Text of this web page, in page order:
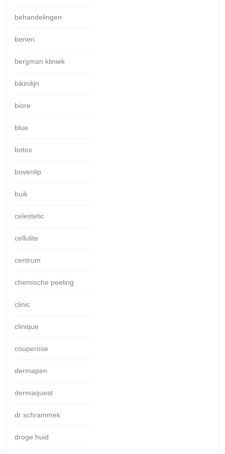
behandelingen
benen
bergman kliniek
bikinilijn
biore
blue
botox
bovenlip
buik
celestetic
cellulite
centrum
chemische peeling
clinic
clinique
couperose
dermapen
dermaquest
dr schrammek
droge huid